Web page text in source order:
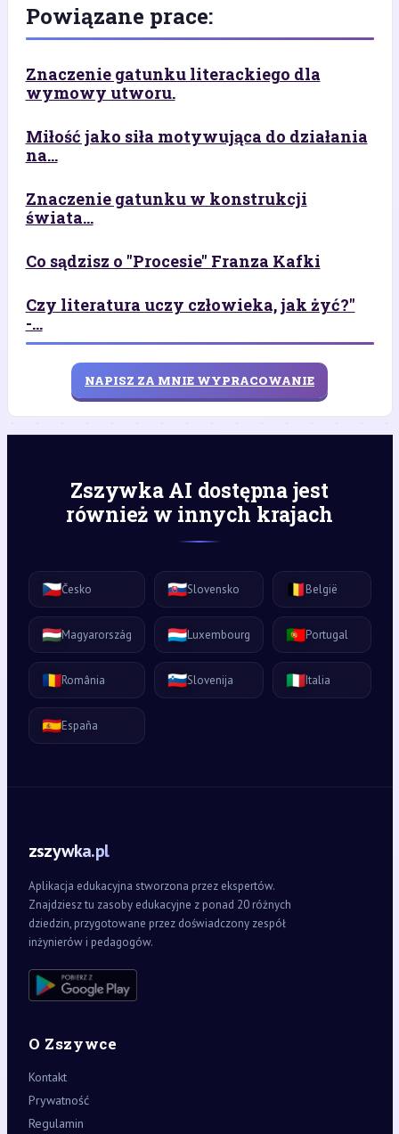
Powiązane prace:
Znaczenie gatunku literackiego dla
wymowy utworu.
Miłość jako siła motywująca do działania
na...
Znaczenie gatunku w konstrukcji
świata...
Co sądzisz o "Procesie" Franza Kafki
Czy literatura uczy człowieka, jak żyć?"
-...
NAPISZ ZA MNIE WYPRACOWANIE
Zszywka AI dostępna jest
również w innych krajach
🇨🇿Česko 🇸🇰Slovensko 🇧🇪België
🇭🇺Magyarország 🇱🇺Luxembourg 🇵🇹Portugal
🇷🇴România 🇸🇮Slovenija 🇮🇹Italia
🇪🇸España
zszywka.pl
Aplikacja edukacyjna stworzona przez ekspertów.
Znajdziesz tu zasoby edukacyjne z ponad 20 różnych
dziedzin, przygotowane przez doświadczony zespół
inżynierów i pedagogów.
O Zszywce
Kontakt
Prywatność
Regulamin